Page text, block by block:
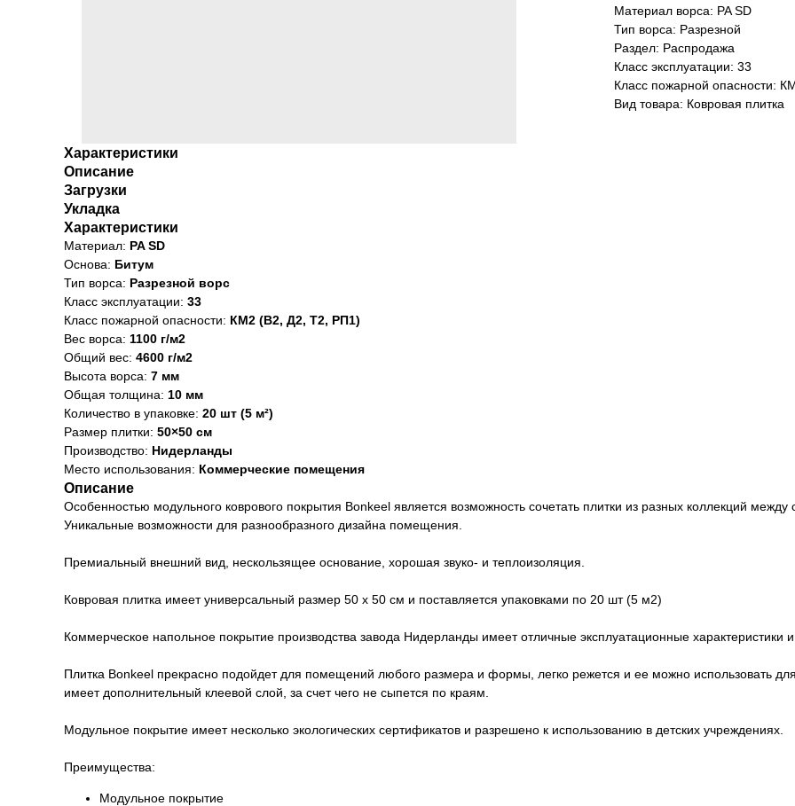
Материал ворса: PA SD
Тип ворса: Разрезной
Раздел: Распродажа
Класс эксплуатации: 33
Класс пожарной опасности:
Вид товара: Ковровая плитка
Характеристики
Описание
Загрузки
Укладка
Характеристики
Материал: PA SD
Основа: Битум
Тип ворса: Разрезной ворс
Класс эксплуатации: 33
Класс пожарной опасности: КМ2 (В2, Д2, Т2, РП1)
Вес ворса: 1100 г/м2
Общий вес: 4600 г/м2
Высота ворса: 7 мм
Общая толщина: 10 мм
Количество в упаковке: 20 шт (5 м²)
Размер плитки: 50×50 см
Производство: Нидерланды
Место использования: Коммерческие помещения
Описание
Особенностью модульного коврового покрытия Bonkeel является возможность сочетать плитки из разных коллекций
Уникальные возможности для разнообразного дизайна помещения.
Премиальный внешний вид, нескользящее основание, хорошая звуко- и теплоизоляция.
Ковровая плитка имеет универсальный размер 50 х 50 см и поставляется упаковками по 20 шт (5 м2)
Коммерческое напольное покрытие производства завода Нидерланды имеет отличные эксплуатационные характеристики
Плитка Bonkeel прекрасно подойдет для помещений любого размера и формы, легко режется и ее можно использовать
имеет дополнительный клеевой слой, за счет чего не сыпется по краям.
Модульное покрытие имеет несколько экологических сертификатов и разрешено к использованию в детских учреждениях.
Преимущества:
Модульное покрытие